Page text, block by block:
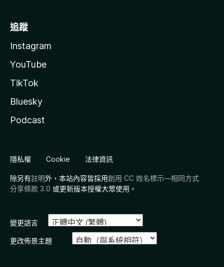
追蹤
Instagram
YouTube
TikTok
Bluesky
Podcast
隱私權 Cookie 法律資訊
除另有註明外，本站內容皆採用創用 CC 姓名標示—相同方式
分享條款 3.0 或更新版本授權大眾使用。
變更語言
更改佈景主題